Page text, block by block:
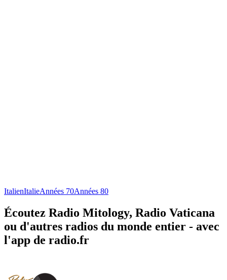
ItalienItalieAnnées 70Années 80
Écoutez Radio Mitology, Radio Vaticana
ou d'autres radios du monde entier - avec
l'app de radio.fr